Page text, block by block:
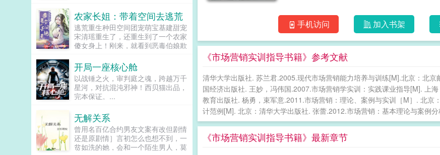
手机访问 加入书架
《市场营销实训指导书籍》参考文献
清华大学出版社. 苏兰君.2005.现代市场营销能力培养与训练[M].北京：北
国经济出版社. 王妙，冯伟国.2007.市场营销学实训：实践课业指导[M]. 上
教育出版社. 杨勇，束军意.2011.市场营销：理论、案例与实训［M］. 北京
计范例[M]. 北京：清华大学出版社. 张蕾.2012.市场营销：基本理论与案例
《市场营销实训指导书籍》最新章节
色，他就能重获新生。楚祖改人设是
吧？老擅长了！第一本读者A你可以
让反派降智，但你最好不要做梦觉得
读者也会降智，很难懂吗？还是读者
A靠靠靠！早说是大佬的局中局中局
声了！！第二本读者B狗塑适可而
止，就算你重复强调五百次他是可爱
狗狗，但我只看到了一只舔狗，还是
不会汪汪叫的那种。还是读者B起猛
里能领养，阿祖！我也要养阿祖！！
第三本读者C作者生活这么不如意，
一定要搞这么五毒俱全的角色？写不
出来东西找个班上吧。还是读者
CMD，祖神，我可真该死啊！第四
农家长姐：带着空间去逃荒
逃荒重生种田空间团宠萌宝基建甜宠
宋清瑶重生了，还重生到了一个农家
傻女身上！刚来，就看到恶毒伯娘欺
了。刚解决了，就遇...
开局一座核心舱
以战锤之火，审判庭之魂，跨越万千
星河，对抗混沌邪神！西贝猫出品，
完本保证。...
无解关系
曾用名百亿合约男友文案有改但剧情
还是原剧情］言初怎么也想不到，一
贫如洗的她，会和一个陌生男人，莫